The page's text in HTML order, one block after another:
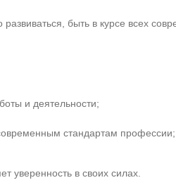
быть в курсе всех
и деятельности;
стандартам профессии;
уверенность в своих силах.